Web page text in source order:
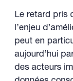
Le retard pris
l’enjeu
peut en
aujourd’hui
des acteurs